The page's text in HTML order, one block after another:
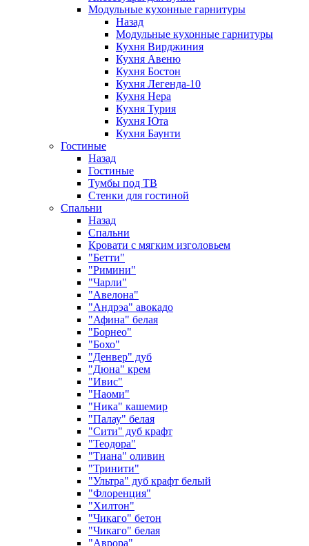
Модульные кухонные гарнитуры
Назад
Модульные кухонные гарнитуры
Кухня Вирджиния
Кухня Авеню
Кухня Бостон
Кухня Легенда-10
Кухня Нера
Кухня Турия
Кухня Юта
Кухня Баунти
Гостиные
Назад
Гостиные
Тумбы под ТВ
Стенки для гостиной
Спальни
Назад
Спальни
Кровати с мягким изголовьем
"Бетти"
"Римини"
"Чарли"
"Авелона"
"Андрэа" авокадо
"Афина" белая
"Борнео"
"Бохо"
"Денвер" дуб
"Дюна" крем
"Ивис"
"Наоми"
"Ника" кашемир
"Палау" белая
"Сити" дуб крафт
"Теодора"
"Тиана" оливин
"Тринити"
"Ультра" дуб крафт белый
"Флоренция"
"Хилтон"
"Чикаго" бетон
"Чикаго" белая
"Аврора"